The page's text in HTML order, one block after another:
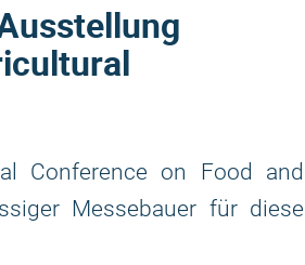
Conference on Food and
Messebauer für diese